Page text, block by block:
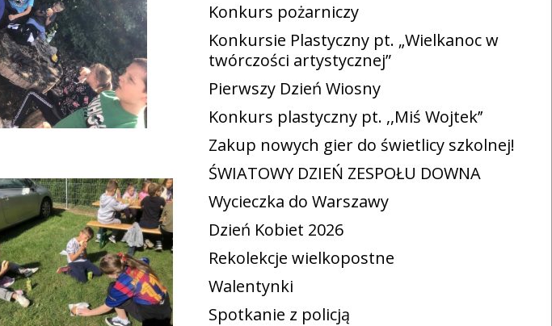
Konkurs pożarniczy
Konkursie Plastyczny pt. „Wielkanoc w
twórczości artystycznej”
Pierwszy Dzień Wiosny
Konkurs plastyczny pt. ,,Miś Wojtek’’
Zakup nowych gier do świetlicy szkolnej!
ŚWIATOWY DZIEŃ ZESPOŁU DOWNA
Wycieczka do Warszawy
Dzień Kobiet 2026
Rekolekcje wielkopostne
Walentynki
Spotkanie z policją